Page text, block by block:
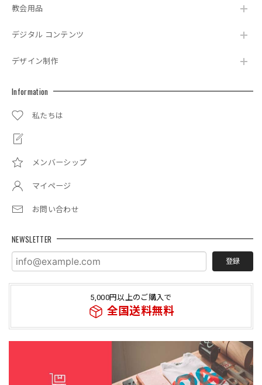
教会用品
デジタル コンテンツ
デザイン制作
Information
私たちは
メンバーシップ
マイページ
お問い合わせ
NEWSLETTER
登録
5,000円以上のご購入で
全国送料無料